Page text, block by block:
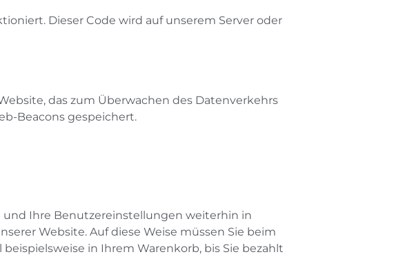
Dieser Code wird auf unserem Server oder
das zum Überwachen des Datenverkehrs
Beacons gespeichert.
und Ihre Benutzereinstellungen weiterhin in
Website. Auf diese Weise müssen Sie beim
in Ihrem Warenkorb, bis Sie bezahlt